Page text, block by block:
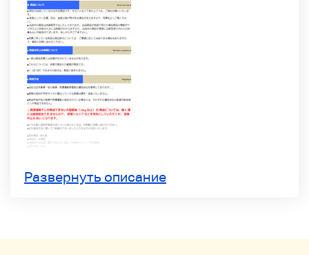
Развернуть описание